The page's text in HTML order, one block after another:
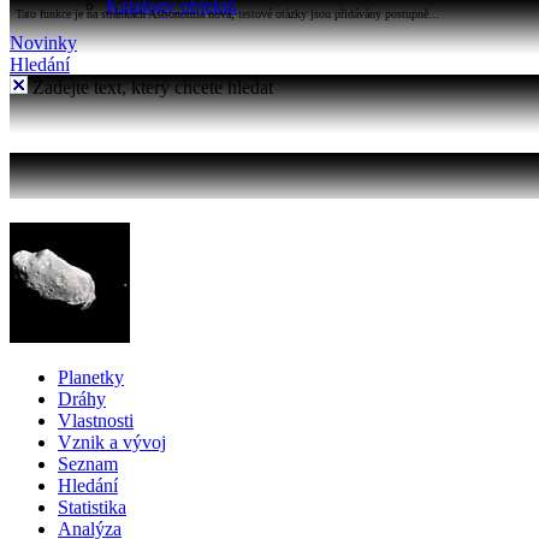
Katalogy objektů
Tato funkce je na stránkách Astronomia nová, testové otázky jsou přidávány postupně...
Novinky
Hledání
Zadejte text, který chcete hledat
Planetky
Dráhy
Vlastnosti
Vznik a vývoj
Seznam
Hledání
Statistika
Analýza